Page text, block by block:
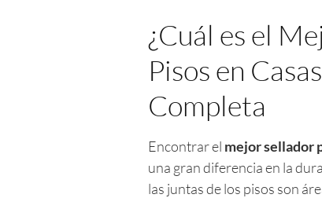
¿Cuál es el
Pisos en
Completa
Encontrar el mejor sellador
una gran diferencia en la
las juntas de los pisos son